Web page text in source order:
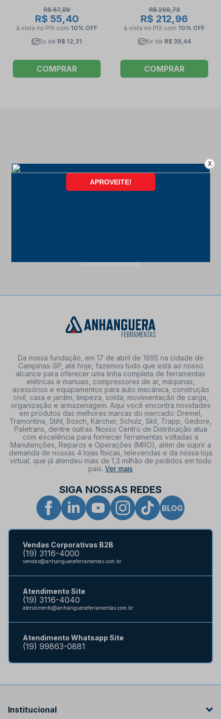
R$ 67,89
R$ 55,40
à vista no PIX com 10% OFF
5x de R$ 12,31
COMPRAR
R$ 266,78
R$ 212,96
à vista no PIX com 10% OFF
6x de R$ 39,44
COMPRAR
Da nossa fundação, em 17 de abril de 1995 na cidade de
Campinas-SP, até hoje, fazemos tudo que está ao nosso
alcance para oferecer uma linha completa de ferramentas
elétricas e manuais, compressores de ar, máquinas,
acessórios e equipamentos para auto mecânica, construção
civil, casa e jardim, limpeza, solda, movimentação de carga,
organização e armazenagem. Aqui você encontra novidades
em produtos das melhores marcas do mercado: Dremel,
Tramontina, Stihl, Bosch, Kärcher, Schulz, Skil, Trapp, Gedore,
Paletrans, dentre outras. Nosso Centro de Distribuição atua
com excelência para fornecer ferramentas voltadas a
Manutenções, Reparos e Operações (MRO), além de suprir a
demanda de nossas 4 lojas físicas, televendas e da nossa loja
virtual, que já atendeu mais de 1,3 milhão de pedidos em todo
país. Ver mais
SIGA NOSSAS REDES
Vendas Corporativas B2B
(19) 3116-4000
vendas@anhangueraferramentas.com.br
Atendimento Site
(19) 3116-4040
atendimento@anhangueraferramentas.com.br
Atendimento Whatsapp Site
(19) 99863-0881
Institucional
X